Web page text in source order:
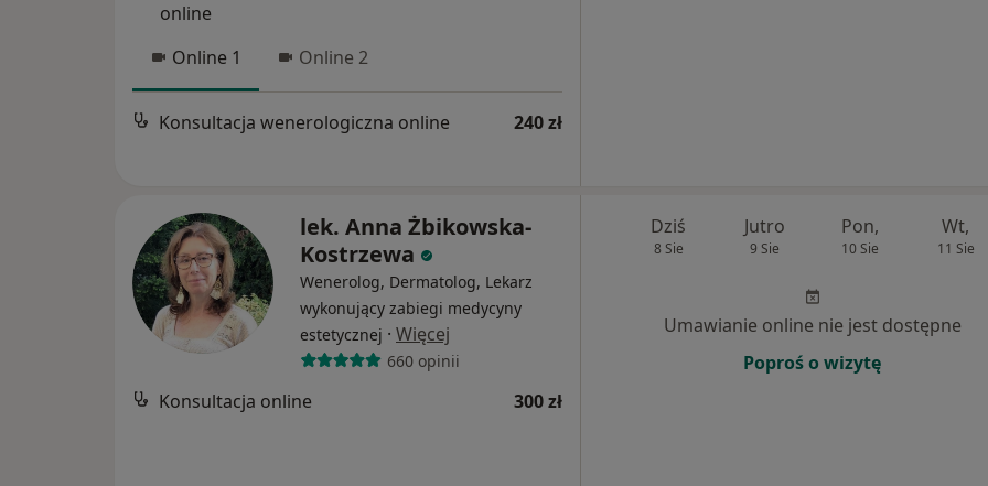
online
Online 1
Online 2
Konsultacja wenerologiczna online 240 zł
lek. Anna Żbikowska-
Kostrzewa
Wenerolog, Dermatolog, Lekarz
wykonujący zabiegi medycyny
estetycznej · Więcej
660 opinii
Konsultacja online 300 zł
Dziś
8 Sie
Jutro
9 Sie
Pon,
10 Sie
Wt,
11 Sie
Umawianie online nie jest dostępne
Poproś o wizytę